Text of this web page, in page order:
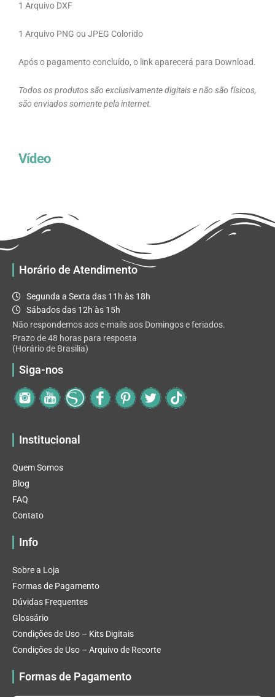
1 Arquivo DXF
1 Arquivo PNG ou JPEG Colorido
Após o pagamento concluído, o link aparecerá para Download.
Todos os produtos são exclusivamente digitais e não são físicos,
são enviados somente pela internet.
Vídeo
Horário de Atendimento
Segunda a Sexta das 11h às 18h
Sábados das 12h às 15h
Não respondemos aos e-mails aos Domingos e feriados.
Prazo de 48 horas para resposta
(Horário de Brasilia)
Siga-nos
Institucional
Quem Somos
Blog
FAQ
Contato
Info
Sobre a Loja
Formas de Pagamento
Dúvidas Frequentes
Glossário
Condições de Uso – Kits Digitais
Condições de Uso – Arquivo de Recorte
Formas de Pagamento